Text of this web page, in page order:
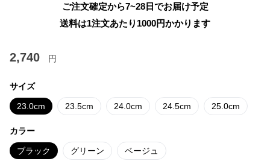
ご注文確定から7~28日でお届け予定
送料は1注文あたり 1000円かかります
2,740 円
サイズ
23.0cm 23.5cm 24.0cm 24.5cm 25.0cm
カラー
ブラック グリーン ベージュ